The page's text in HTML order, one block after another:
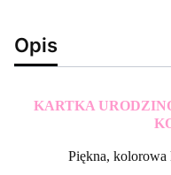
Opis
KARTKA
Piękna,